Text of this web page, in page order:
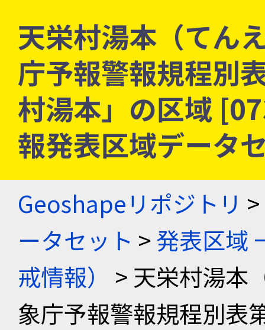
天栄村湯本（てん
庁予報警報規程別
村湯本」の区域
報発表区域データ
Geoshapeリポジトリ >
ータセット >発表区域
戒情報）
> 天栄村湯本
象庁予報警報規程別表